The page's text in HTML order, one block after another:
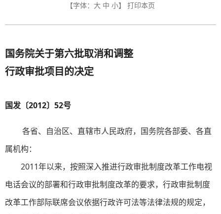
【字体： 大 中 小】 打印本页
国务院关于第六批取消和调整
行政审批项目的决定
国发〔2012〕52号
各省、自治区、直辖市人民政府，国务院各部委、各直
属机构：
2011年以来，按照深入推进行政审批制度改革工作电视
电话会议的部署和行政审批制度改革的要求，行政审批制度
改革工作部际联席会议依据行政许可法等法律法规的规定，